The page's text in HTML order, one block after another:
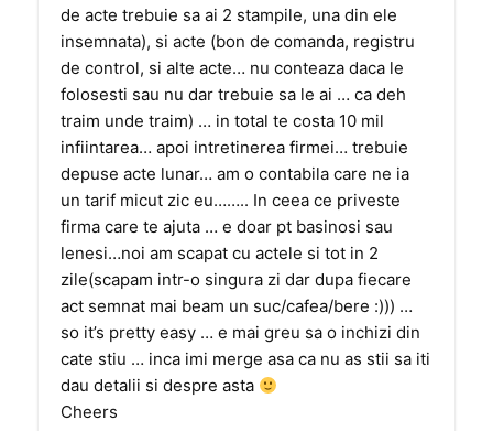
de acte trebuie sa ai 2 stampile, una din ele
insemnata), si acte (bon de comanda, registru
de control, si alte acte… nu conteaza daca le
folosesti sau nu dar trebuie sa le ai … ca deh
traim unde traim) … in total te costa 10 mil
infiintarea… apoi intretinerea firmei… trebuie
depuse acte lunar… am o contabila care ne ia
un tarif micut zic eu…….. In ceea ce priveste
firma care te ajuta … e doar pt basinosi sau
lenesi…noi am scapat cu actele si tot in 2
zile(scapam intr-o singura zi dar dupa fiecare
act semnat mai beam un suc/cafea/bere :))) …
so it’s pretty easy … e mai greu sa o inchizi din
cate stiu … inca imi merge asa ca nu as stii sa iti
dau detalii si despre asta
Cheers